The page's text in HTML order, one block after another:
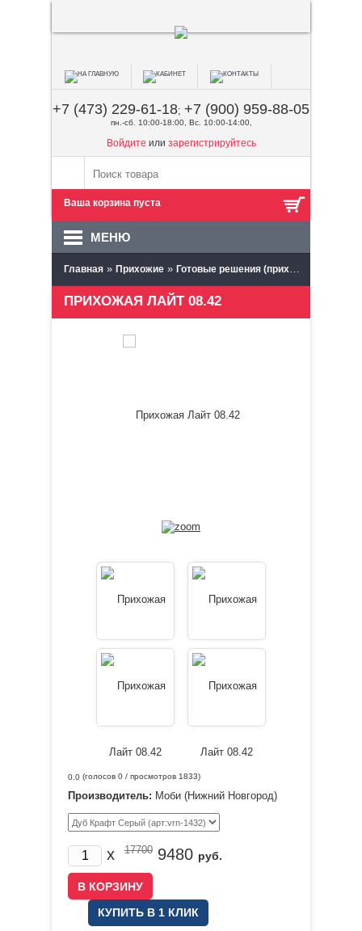
+7 (473) 229-61-18; +7 (900) 959-88-05
пн.-сб. 10:00-18:00, Вс. 10:00-14:00,
Войдите или зарегистрируйтесь
Ваша корзина пуста
МЕНЮ
Главная » Прихожие » Готовые решения (прихожие)
ПРИХОЖАЯ ЛАЙТ 08.42
0.0 (голосов 0 / просмотров 1833)
Производитель: Моби (Нижний Новгород)
x 17700 9480 руб.
КУПИТЬ В 1 КЛИК